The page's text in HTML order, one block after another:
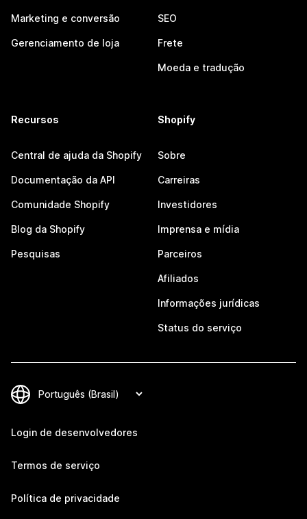
Marketing e conversão
Gerenciamento de loja
SEO
Frete
Moeda e tradução
Recursos
Central de ajuda da Shopify
Documentação da API
Comunidade Shopify
Blog da Shopify
Pesquisas
Shopify
Sobre
Carreiras
Investidores
Imprensa e mídia
Parceiros
Afiliados
Informações jurídicas
Status do serviço
Login de desenvolvedores
Termos de serviço
Política de privacidade